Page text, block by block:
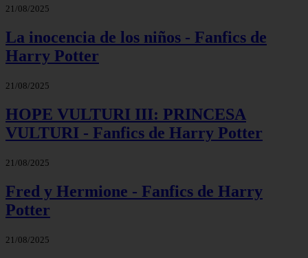
21/08/2025
La inocencia de los niños - Fanfics de
Harry Potter
21/08/2025
HOPE VULTURI III: PRINCESA
VULTURI - Fanfics de Harry Potter
21/08/2025
Fred y Hermione - Fanfics de Harry
Potter
21/08/2025